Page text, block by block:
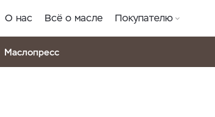
О нас Всё о масле Покупателю
Маслопресс